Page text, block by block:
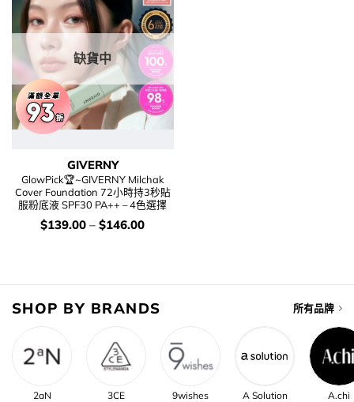
缺貨中
GIVERNY
GlowPick🏆~GIVERNY Milchak
Cover Foundation 72小時持3秒貼
服粉底液 SPF30 PA++ – 4色選擇
價
$139.00 – $146.00
SHOP BY BRANDS 所有品牌
2aN 3CE 9wishes A Solution A.chi